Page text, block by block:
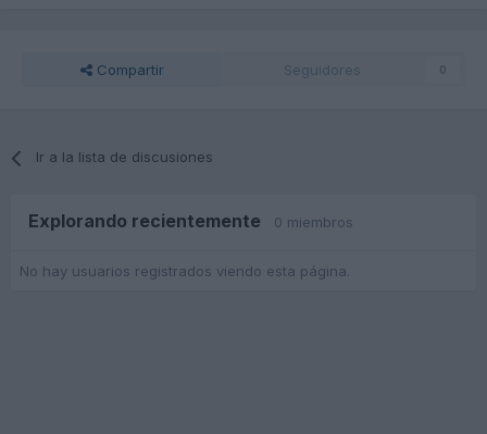
Compartir Seguidores 0
Ir a la lista de discusiones
Explorando recientemente 0 miembros
No hay usuarios registrados viendo esta página.